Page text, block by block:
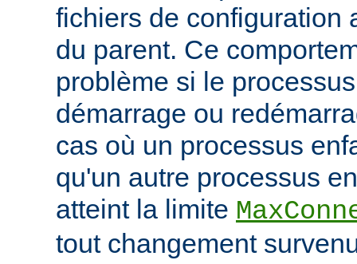
fichiers de configuration
du parent. Ce
problème si le
démarrage ou
cas où un processus
qu'un autre processus
atteint la limite
tout changement